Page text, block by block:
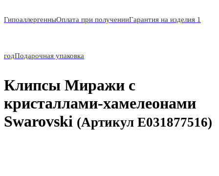
ГипоаллергенныОплата при полученииГарантия на изделия 1
годПодарочная упаковка
Клипсы Миражи с
кристаллами-хамелеонами
Swarovski (Артикул E031877516)